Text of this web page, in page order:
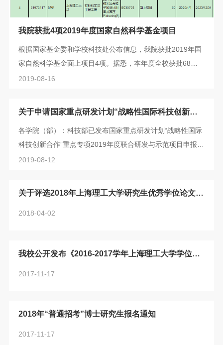
我院获批4项2019年度国家自然科学基金项目
根据国家基金委和学校科技处公布信息，我院获批2019年国
家自然科学基金面上项目4项。据悉，本年度全校获批68项
国家自然科学基金项目。 据统计，2010年以来，我院教师共
基础研究方面的工作得到了国家自然科学基金委员会的认
2019-08-16
关于申请国家重点研发计划“战略性国际科技创新合
作”重点专项2019年度联合研发与示范项目的通知
各学院（部）：科技部已发布国家重点研发计划“战略性国际
科技创新合作”重点专项2019年度联合研发与示范项目申报指
南，详情参见网站
书一式4份交至学校科技处，由科技处统一上报，逾期不予受
2019-08-12
关于评选2018年上海理工大学研究生优秀学位论文的
2018-04-02
我校公开发布《2016-2017学年上海理工大学学位与
2017-11-17
2018年“普通招考”博士研究生报名通知
2017-11-17